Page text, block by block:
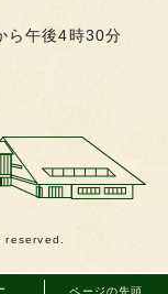
ページの先頭
ら午後4時30分